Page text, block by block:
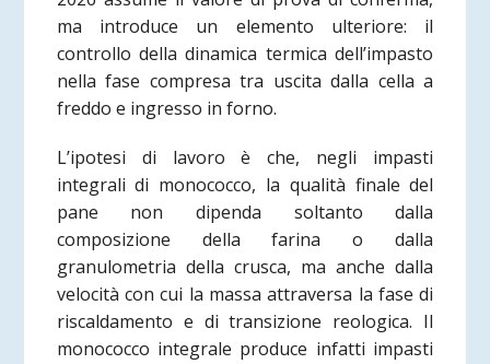
ma introduce un elemento ulteriore: il
controllo della dinamica termica dell’impasto
nella fase compresa tra uscita dalla cella a
freddo e ingresso in forno.
L’ipotesi di lavoro è che, negli impasti
integrali di monococco, la qualità finale del
pane non dipenda soltanto dalla
composizione della farina o dalla
granulometria della crusca, ma anche dalla
velocità con cui la massa attraversa la fase di
riscaldamento e di transizione reologica. Il
monococco integrale produce infatti impasti